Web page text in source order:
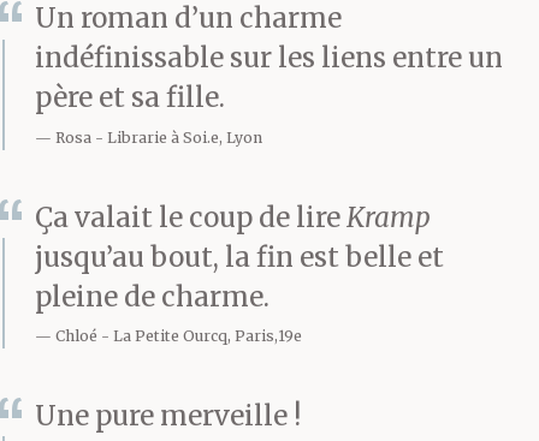
Un roman d’un charme
indéfinissable sur les liens entre un
père et sa fille.
Rosa Librarie à Soi.e, Lyon
Ça valait le coup de lire Kramp
jusqu’au bout, la fin est belle et
pleine de charme.
Chloé La Petite Ourcq, Paris,19e
Une pure merveille !